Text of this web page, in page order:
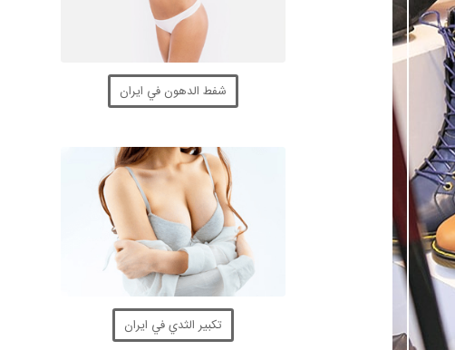
شفط الدهون في ايران
تكبير الثدي في ايران